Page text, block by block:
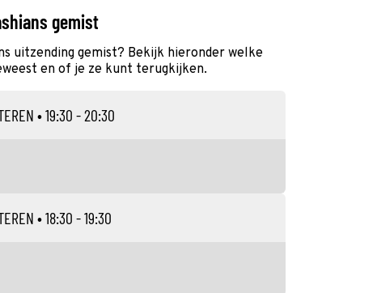
gemist
uitzending gemist? Bekijk hieronder welke
en of je ze kunt terugkijken.
• 19:30 - 20:30
• 18:30 - 19:30